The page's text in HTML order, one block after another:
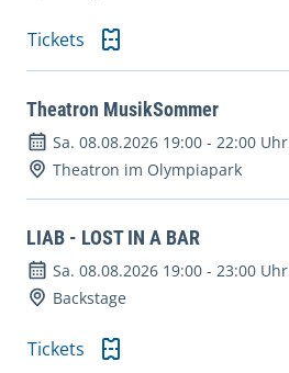
Tickets
Theatron MusikSommer
Sa. 08.08.2026 19:00 - 22:00 Uhr
Theatron im Olympiapark
LIAB - LOST IN A BAR
Sa. 08.08.2026 19:00 - 23:00 Uhr
Backstage
Tickets